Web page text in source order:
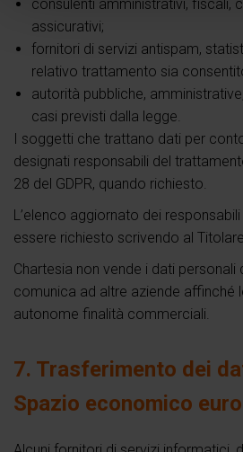
consulenti amministrativi, fiscali,
assicurativi;
fornitori di servizi antispam,
relativo trattamento sia
autorità pubbliche,
casi previsti dalla legge.
I soggetti che trattano dati per
designati responsabili del
28 del GDPR, quando richiesto.
L’elenco aggiornato dei
essere richiesto scrivendo al
Chartesia non vende i dati personali
comunica ad altre aziende affinché
autonome finalità commerciali.
7. Trasferimento dei
Spazio economico